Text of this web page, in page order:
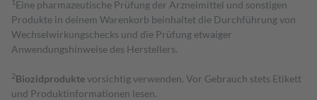
1 Eine pharmazeutische Prüfung der Arzneimittel und sonstigen
Produkte in deinem Warenkorb beinhaltet die Durchführung von
Wechselwirkungschecks und die Prüfung etwaiger
Anwendungshinweise des Herstellers.
2Biozidproduktevorsichtig verwenden. Vor Gebrauch stets Etikett
und Produktinformationen lesen.